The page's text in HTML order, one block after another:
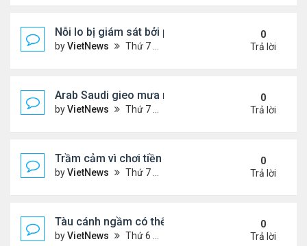
Nỗi lo bị giám sát bởi phần mềm theo dõi công
byVietNews Thứ 7 Tháng 4 30, 2022 10:39 am
0
Trả lời
Arab Saudi gieo mưa nhân tạo ở 3 thành phố
byVietNews Thứ 7 Tháng 4 30, 2022 10:28 am
0
Trả lời
Trầm cảm vì chơi tiền số
byVietNews Thứ 7 Tháng 4 30, 2022 10:23 am
0
Trả lời
Tàu cánh ngầm có thể lặn đầu tiên trên thế giới
byVietNews Thứ 6 Tháng 4 29, 2022 5:31 pm
0
Trả lời